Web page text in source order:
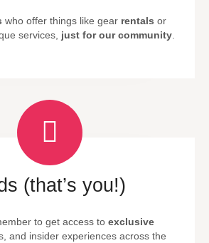
who offer things like gear rentals or
services, just for our community.
(that’s you!)
to get access to exclusive
and insider experiences across the